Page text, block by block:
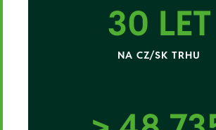
30 LET
NA CZ/SK TRHU